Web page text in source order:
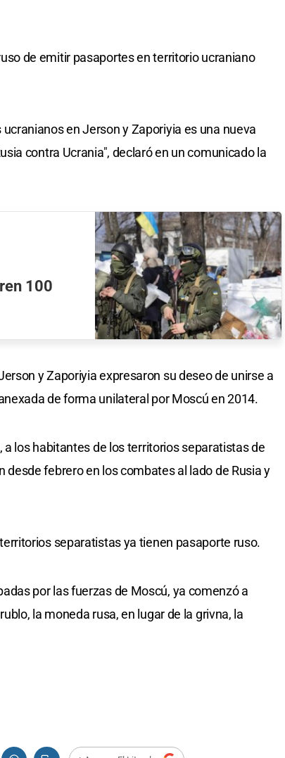
de emitir pasaportes en territorio ucraniano
en Jerson y Zaporiyia es una nueva
contra Ucrania", declaró en un comunicado la
100
y Zaporiyia expresaron su deseo de unirse a
de forma unilateral por Moscú en 2014.
los habitantes de los territorios separatistas de
febrero en los combates al lado de Rusia y
separatistas ya tienen pasaporte ruso.
por las fuerzas de Moscú, ya comenzó a
la moneda rusa, en lugar de la grivna, la